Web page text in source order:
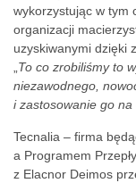
wykorzystując w tym
organizacji
uzyskiwanymi dzięki
To co zrobiliśmy to
niezawodnego,
i zastosowanie go
Tecnalia – firma
a Programem
z Elacnor Deimos